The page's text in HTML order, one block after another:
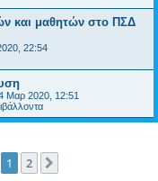
και μαθητών στο ΠΣΔ
22:54
Μαρ 2020, 12:51
1 2